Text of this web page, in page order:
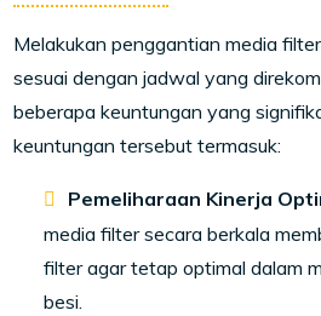
Melakukan penggantian media
sesuai dengan jadwal yang
beberapa keuntungan yang
keuntungan tersebut termasuk:
Pemeliharaan Kinerja
media filter secara berkala
filter agar tetap optimal dalam
besi.